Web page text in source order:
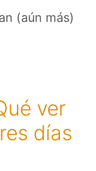
(aún más)
ver
días